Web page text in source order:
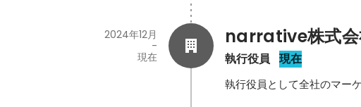
narrative株式
執行役員 現在
2024年12月
-
現在
執行役員として全社のマー